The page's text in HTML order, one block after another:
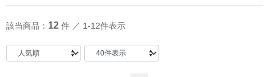
該当商品： 12 件 ／ 1-12件表示